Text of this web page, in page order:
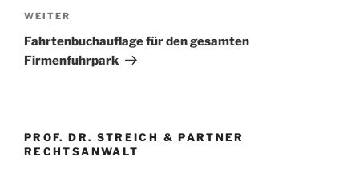
Nächster
Beitrag
WEITER
Fahrtenbuchauflage für den gesamten
Firmenfuhrpark
PROF. DR. STREICH & PARTNER
RECHTSANWALT